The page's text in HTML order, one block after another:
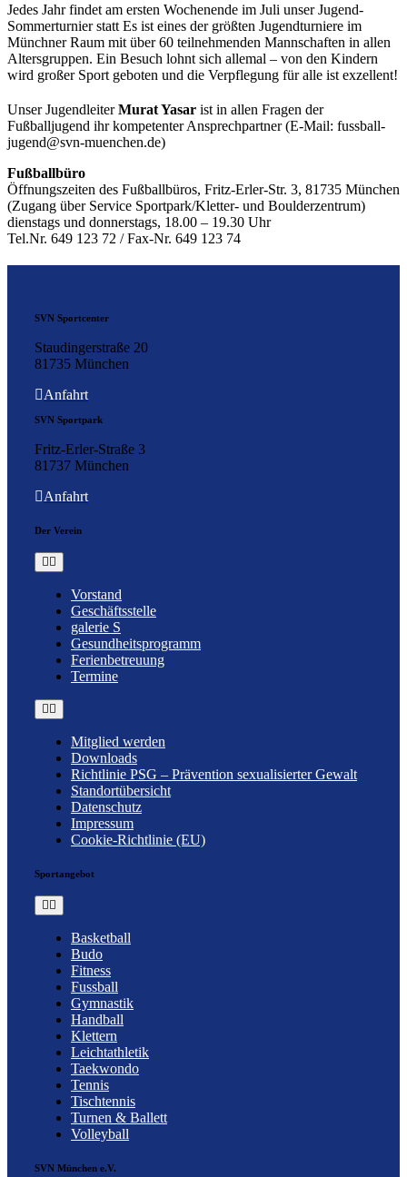
Jedes Jahr findet am ersten Wochenende im Juli unser Jugend-
Sommerturnier statt Es ist eines der größten Jugendturniere im
Münchner Raum mit über 60 teilnehmenden Mannschaften in allen
Altersgruppen. Ein Besuch lohnt sich allemal – von den Kindern
wird großer Sport geboten und die Verpflegung für alle ist exzellent!
Unser JugendleiterMurat Yasar ist in allen Fragen der
Fußballjugend ihr kompetenter Ansprechpartner (E-Mail: fussball-
jugend@svn-muenchen.de)
Fußballbüro
Öffnungszeiten des Fußballbüros, Fritz-Erler-Str. 3, 81735 München
(Zugang über Service Sportpark/Kletter- und Boulderzentrum)
dienstags und donnerstags, 18.00 – 19.30 Uhr
Tel.Nr. 649 123 72 / Fax-Nr. 649 123 74
SVN Sportcenter
Staudingerstraße 20
81735 München
Anfahrt
SVN Sportpark
Fritz-Erler-Straße 3
81737 München
Anfahrt
Der Verein
Toggle
Navigation
Vorstand
Geschäftsstelle
galerie S
Gesundheitsprogramm
Ferienbetreuung
Termine
Toggle
Navigation
Mitglied werden
Downloads
Richtlinie PSG – Prävention sexualisierter Gewalt
Standortübersicht
Datenschutz
Impressum
Cookie-Richtlinie (EU)
Sportangebot
Toggle
Navigation
Basketball
Budo
Fitness
Fussball
Gymnastik
Handball
Klettern
Leichtathletik
Taekwondo
Tennis
Tischtennis
Turnen & Ballett
Volleyball
SVN München e.V.